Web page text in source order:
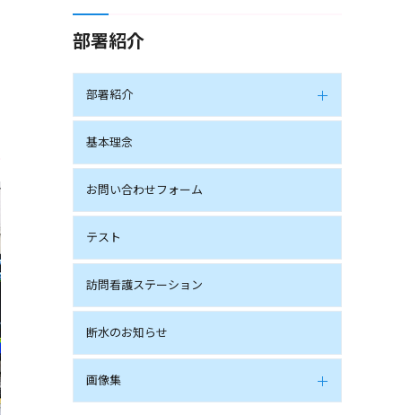
部署紹介
部署紹介
基本理念
お問い合わせフォーム
テスト
訪問看護ステーション
断水のお知らせ
画像集